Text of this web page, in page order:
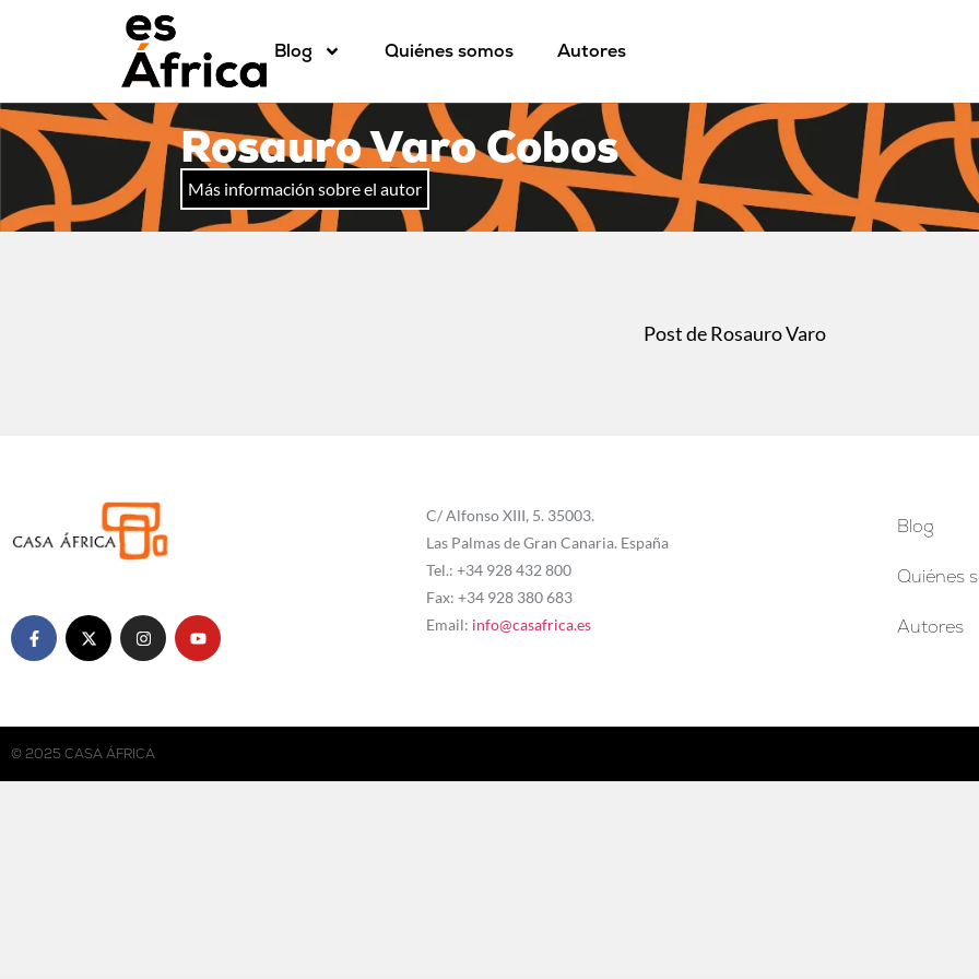
Blog Quiénes somos Autores
Rosauro Varo Cobos
Más información sobre el autor
Post de Rosauro Varo
C/ Alfonso XIII, 5. 35003.
Las Palmas de Gran Canaria. España
Tel.: +34 928 432 800
Fax: +34 928 380 683
Email: info@casafrica.es
Blog
Quiénes
Autores
© 2025 CASA ÁFRICA